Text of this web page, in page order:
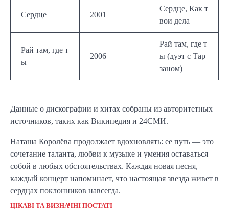
Сердце 2001
Сердце, Как т
вои дела
Рай там, где т
ы
2006
Рай там, где т
ы (дуэт с Тар
заном)
Данные о дискографии и хитах собраны из авторитетных
источников, таких как Википедия и 24СМИ.
Наташа Королёва продолжает вдохновлять: ее путь — это
сочетание таланта, любви к музыке и умения оставаться
собой в любых обстоятельствах. Каждая новая песня,
каждый концерт напоминает, что настоящая звезда живет в
сердцах поклонников навсегда.
ЦІКАВІ ТА ВИЗНАЧНІ ПОСТАТІ